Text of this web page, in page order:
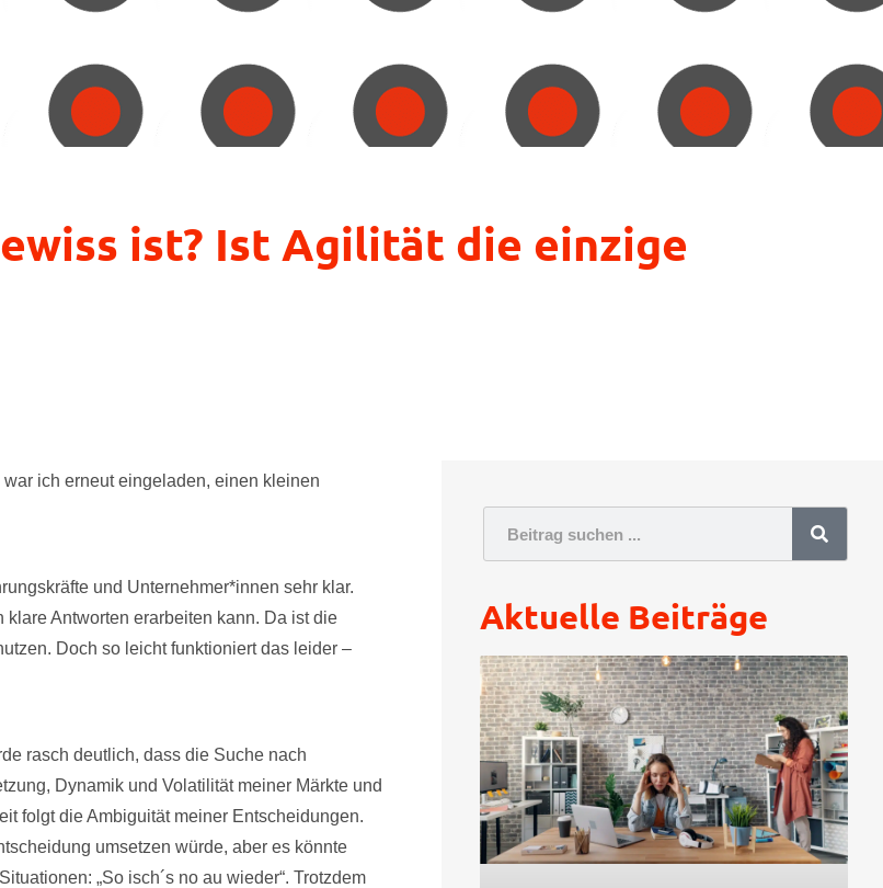
ist? Ist Agilität die einzige
war ich erneut eingeladen, einen kleinen
und Unternehmer*innen sehr klar.
klare Antworten erarbeiten kann. Da ist die
Doch so leicht funktioniert das leider –
rasch deutlich, dass die Suche nach
Dynamik und Volatilität meiner Märkte und
folgt die Ambiguität meiner Entscheidungen.
umsetzen würde, aber es könnte
„So isch´s no au wieder“. Trotzdem
Aktuelle Beiträge